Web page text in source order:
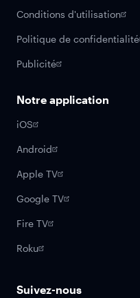
Conditions d'utilisation
Politique de confidentialité
Publicité
Notre application
iOS
Android
Apple TV
Google TV
Fire TV
Roku
Suivez-nous